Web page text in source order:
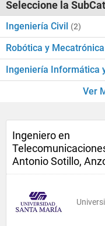
Seleccione la
Ingeniería Civil (2)
Robótica y Mecatrónica
Ingeniería Informática
Ver
Ingeniero en
Antonio Sotillo,